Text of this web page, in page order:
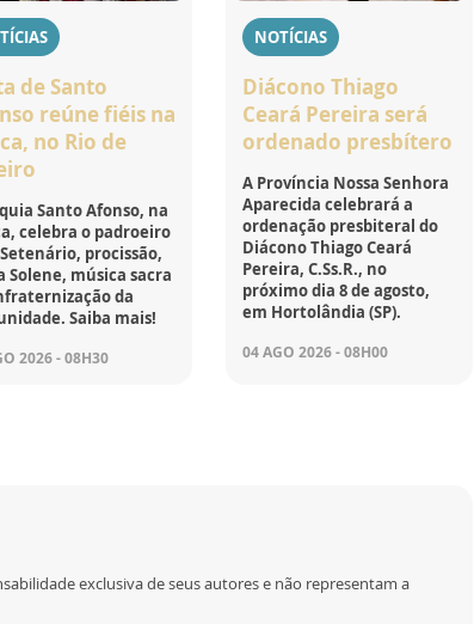
de Santo
reúne fiéis na
no Rio de
Santo Afonso, na
celebra o padroeiro
procissão,
Solene, música sacra
da
Saiba mais!
2026 - 08H30
NOTÍCIAS
Diácono Thiago
Ceará Pereira será
ordenado presbítero
A Província Nossa Senhora
Aparecida celebrará a
ordenação presbiteral do
Diácono Thiago Ceará
Pereira, C.Ss.R., no
próximo dia 8 de agosto,
em Hortolândia (SP).
04 AGO 2026 - 08H00
exclusiva de seus autores e não representam a